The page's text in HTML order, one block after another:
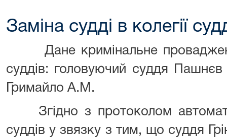
Заміна судді в колегії
Дане кримінальне
суддів: головуючий суддя
Гримайло А.М.
Згідно з протоколом
суддів у звязку з тим, що суддя